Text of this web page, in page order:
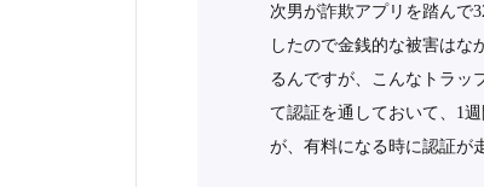
次男が詐欺アプリを踏んで
したので金銭的な被害はな
るんですが、こんなトラッ
て認証を通しておいて、1
が、有料になる時に認証が